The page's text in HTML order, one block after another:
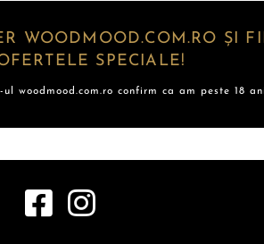
WOODMOOD.COM.RO ȘI
SPECIALE!
woodmood.com.ro confirm ca am peste 18